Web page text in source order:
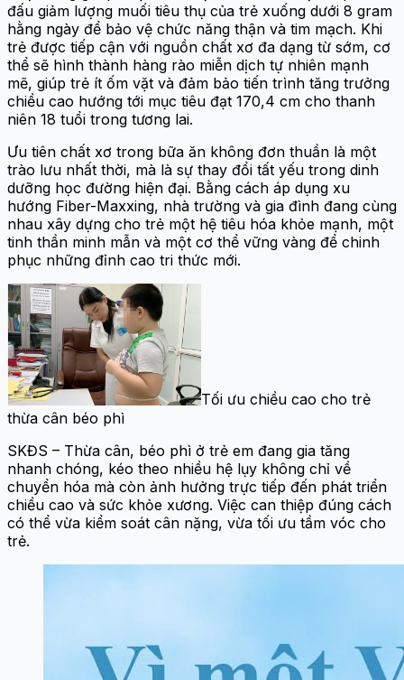
đấu giảm lượng muối tiêu thụ của trẻ xuống dưới 8 gram
hằng ngày để bảo vệ chức năng thận và tim mạch. Khi
trẻ được tiếp cận với nguồn chất xơ đa dạng từ sớm, cơ
thể sẽ hình thành hàng rào miễn dịch tự nhiên mạnh
mẽ, giúp trẻ ít ốm vặt và đảm bảo tiến trình tăng trưởng
chiều cao hướng tới mục tiêu đạt 170,4 cm cho thanh
niên 18 tuổi trong tương lai.
Ưu tiên chất xơ trong bữa ăn không đơn thuần là một
trào lưu nhất thời, mà là sự thay đổi tất yếu trong dinh
dưỡng học đường hiện đại. Bằng cách áp dụng xu
hướng Fiber-Maxxing, nhà trường và gia đình đang cùng
nhau xây dựng cho trẻ một hệ tiêu hóa khỏe mạnh, một
tinh thần minh mẫn và một cơ thể vững vàng để chinh
phục những đỉnh cao tri thức mới.
Tối ưu chiều cao cho trẻ
thừa cân béo phì
SKĐS – Thừa cân, béo phì ở trẻ em đang gia tăng
nhanh chóng, kéo theo nhiều hệ lụy không chỉ về
chuyển hóa mà còn ảnh hưởng trực tiếp đến phát triển
chiều cao và sức khỏe xương. Việc can thiệp đúng cách
có thể vừa kiểm soát cân nặng, vừa tối ưu tầm vóc cho
trẻ.